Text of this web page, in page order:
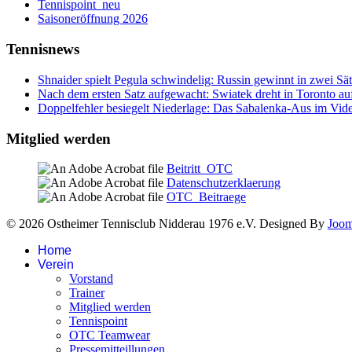
Tennispoint_neu
Saisoneröffnung 2026
Tennisnews
Shnaider spielt Pegula schwindelig: Russin gewinnt in zwei
Nach dem ersten Satz aufgewacht: Swiatek dreht in Toronto
Doppelfehler besiegelt Niederlage: Das Sabalenka-Aus im
Mitglied werden
Beitritt_OTC
Datenschutzerklaerung
OTC_Beitraege
© 2026 Ostheimer Tennisclub Nidderau 1976 e.V. Designed By
Home
Verein
Vorstand
Trainer
Mitglied werden
Tennispoint
OTC Teamwear